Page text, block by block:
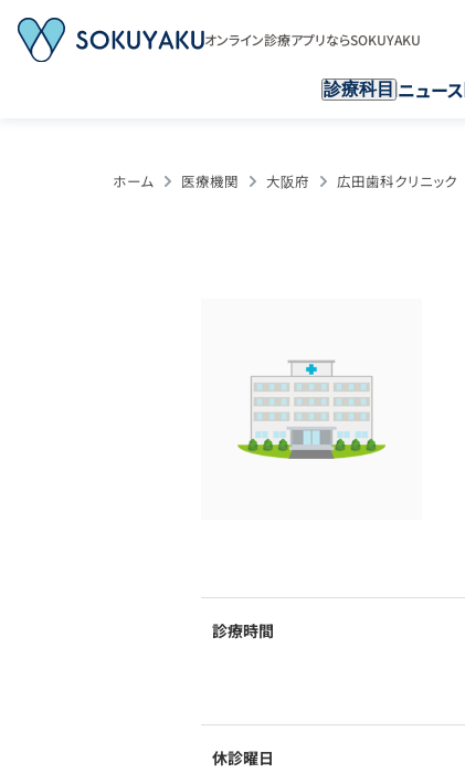
オンライン診療アプリならSOKUYAKU
診療科目 ニュース
ホーム 医療機関 大阪府 広田歯科クリニック
診療時間
休診曜日